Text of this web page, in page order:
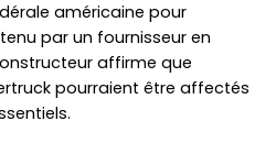
américaine pour
par un fournisseur en
affirme que
pourraient être affectés